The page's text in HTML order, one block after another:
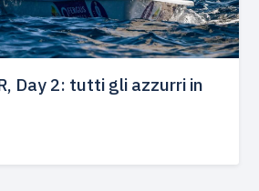
Day 2: tutti gli azzurri in